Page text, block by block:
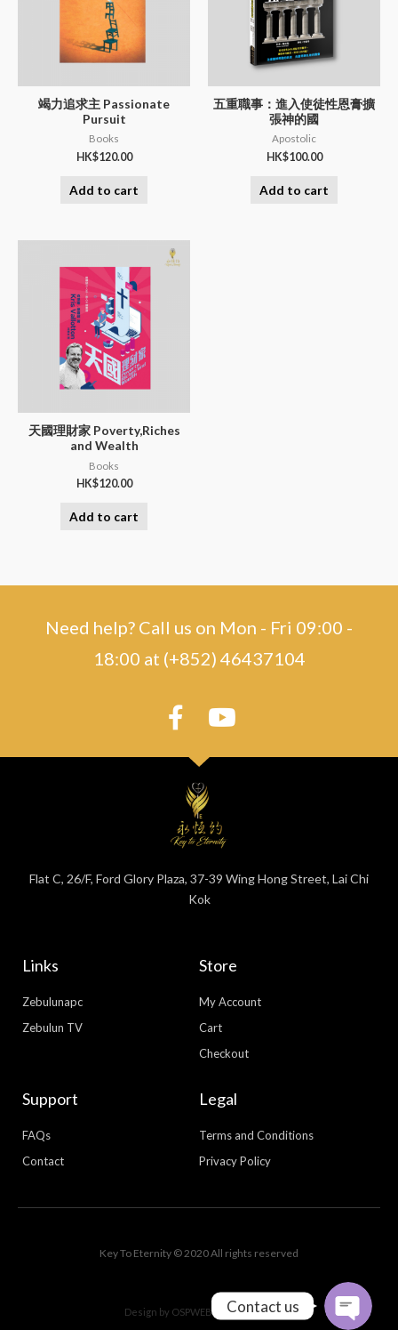
竭力追求主 Passionate
Pursuit
Books
HK$120.00
Add to cart
五重職事：進入使徒性恩膏擴
張神的國
Apostolic
HK$100.00
Add to cart
天國理財家 Poverty,Riches
and Wealth
Books
HK$120.00
Add to cart
Need help? Call us on Mon - Fri 09:00 -
18:00 at (+852) 46437104
Flat C, 26/F, Ford Glory Plaza, 37-39 Wing Hong Street, Lai Chi
Kok
Links
Zebulunapc
Zebulun TV
Store
My Account
Cart
Checkout
Support
FAQs
Contact
Legal
Terms and Conditions
Privacy Policy
Key To Eternity © 2020 All rights reserved
Design by OSPWEBDESIGN.COM
Contact us